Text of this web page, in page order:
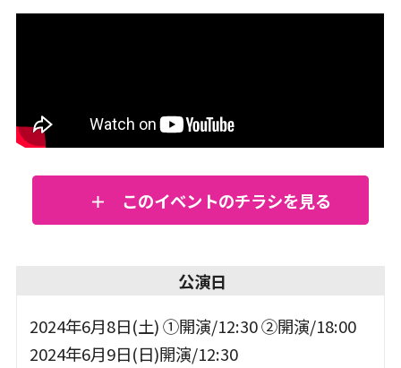
ピア不滅の金字塔『ハムレット』。また、そのタイトル
ロールを担うのは、吉田からの信頼も厚く、満を持して
二人は、『デスノート THE MUSICAL』（15年）『アテ
ネのタイモン』（17年）『スルース～探偵～』（21年）
なる。二人の息の合った競演は、絶対に見逃せない。
出演
＋ このイベントのチラシを見る
公演日
2024年6月8日(土) ①開演/12:30 ②開演/18:00
2024年6月9日(日)開演/12:30